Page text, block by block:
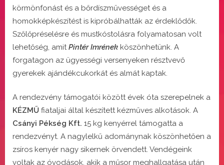
körmönfonást és a bőrdíszművességet és a
homokképkészítést is kipróbálhatták az érdeklődők.
Szőlőpréselésre és mustkóstolásra folyamatosan volt
lehetőség, amitPintér Imrének köszönhetünk. A
forgatagon az ügyességi versenyeken résztvevő
gyerekek ajándékcukorkát és almát kaptak.
A rendezvény támogatói között évek óta szerepelnek a
KÉZMŰ fiataljai által készített kézműves alkotások. A
Csányi Pékség Kft. 15 kg kenyérrel támogatta a
rendezvényt. A nagylelkű adománynak köszönhetően a
zsíros kenyér nagy sikernek örvendett. Vendégeink
voltak az óvodások, akik a műsor meghallgatása után